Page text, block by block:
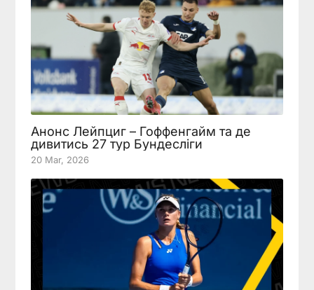
Анонс Лейпциг – Гоффенгайм та де
дивитись 27 тур Бундесліги
20 Mar, 2026